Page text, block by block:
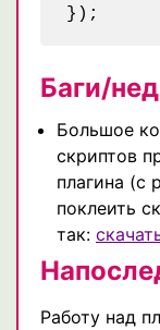
Баги/
Большое
скриптов
плагина (с
поклеить
так:
Работу над